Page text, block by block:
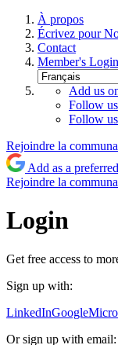
À propos
Écrivez pour
Contact
Member's Login
Add us
Follow
Follow
Rejoindre la
Add as a
Rejoindre la
Login
Get free access to
Sign up with:
LinkedInGoogle
Or sign up with email: